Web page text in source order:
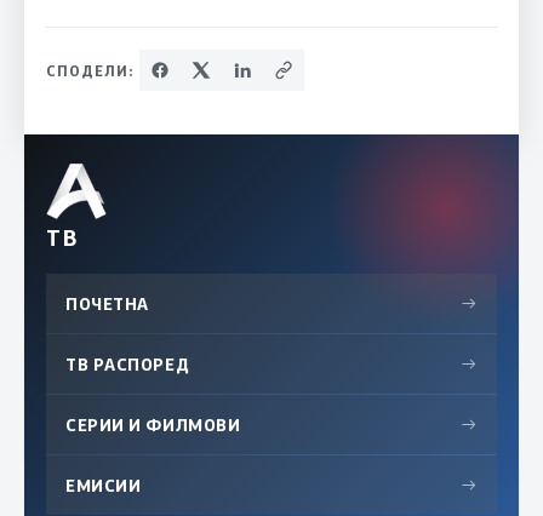
СПОДЕЛИ:
ТВ
ПОЧЕТНА →
ТВ РАСПОРЕД →
СЕРИИ И ФИЛМОВИ →
ЕМИСИИ →